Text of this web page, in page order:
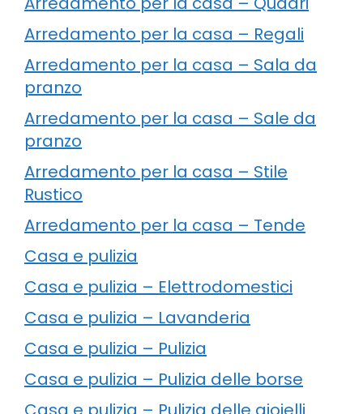
Arredamento per la casa – Regali
Arredamento per la casa – Sala da
pranzo
Arredamento per la casa – Sale da
pranzo
Arredamento per la casa – Stile
Rustico
Arredamento per la casa – Tende
Casa e pulizia
Casa e pulizia – Elettrodomestici
Casa e pulizia – Lavanderia
Casa e pulizia – Pulizia
Casa e pulizia – Pulizia delle borse